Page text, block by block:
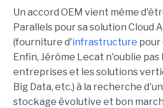
Un accord OEM vient même
Parallels pour sa solution Cloud
(fourniture d'infrastructure pour
Enfin, Jérôme Lecat n'oublie pas
entreprises et les solutions
Big Data, etc.) à la recherche
stockage évolutive et bon